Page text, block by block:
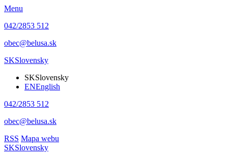
Menu
042/2853 512
obec@belusa.sk
SKSlovensky
SKSlovensky
ENEnglish
042/2853 512
obec@belusa.sk
RSS Mapa webu
SKSlovensky